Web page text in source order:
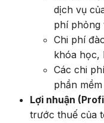
dịch vụ
phí phỏng
Chi phí
khóa học,
Các chi
phần
Lợi nhuận
trước thuế của